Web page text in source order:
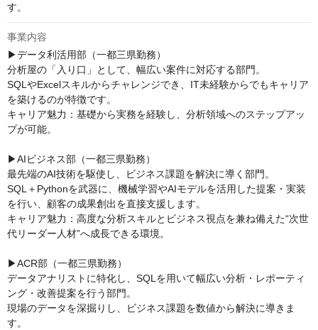
す。
事業内容
▶データ利活用部（一都三県勤務）
分析屋の「入り口」として、幅広い案件に対応する部門。
SQLやExcelスキルからチャレンジでき、IT未経験からでもキャリア
を築けるのが特徴です。
キャリア魅力：基礎から実務を経験し、分析領域へのステップアッ
プが可能。
▶AIビジネス部（一都三県勤務）
最先端のAI技術を駆使し、ビジネス課題を解決に導く部門。
SQL＋Pythonを武器に、機械学習やAIモデルを活用した提案・実装
を行い、顧客の成果創出を直接支援します。
キャリア魅力：高度な分析スキルとビジネス視点を兼ね備えた“次世
代リーダー人材”へ成長できる環境。
▶ACR部（一都三県勤務）
データアナリストに特化し、SQLを用いて幅広い分析・レポーティ
ング・改善提案を行う部門。
現場のデータを深掘りし、ビジネス課題を数値から解決に導きま
す。